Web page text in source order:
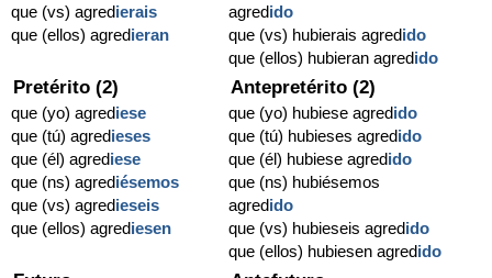
que (vs) agredierais
que (ellos) agredieran
agredido
que (vs) hubierais agredido
que (ellos) hubieran agredido
Pretérito (2)
que (yo) agrediese
que (tú) agredieses
que (él) agrediese
que (ns) agrediésemos
que (vs) agredieseis
que (ellos) agrediesen
Antepretérito (2)
que (yo) hubiese agredido
que (tú) hubieses agredido
que (él) hubiese agredido
que (ns) hubiésemos
agredido
que (vs) hubieseis agredido
que (ellos) hubiesen agredido